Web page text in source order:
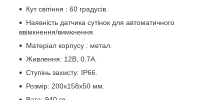
Кут світіння : 60 градусів.
Наявність датчика сутінок для автоматичного
ввімкнення/вимкнення.
Матеріал корпусу : метал.
Живлення: 12В, 0.7А.
Ступінь захисту: IP66.
Розмір: 200х158х50 мм.